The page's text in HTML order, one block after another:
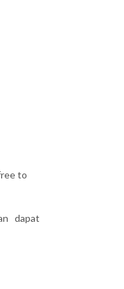
to
dapat